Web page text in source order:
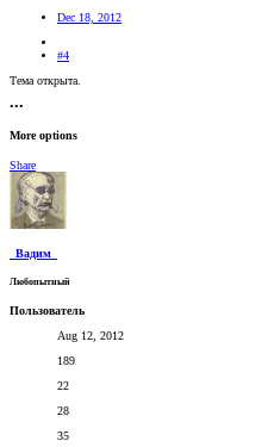
Dec 18, 2012
#4
Тема открыта.
•••
More options
Share
_Вадим_
Любопытный
Пользователь
Aug 12, 2012
189
22
28
35